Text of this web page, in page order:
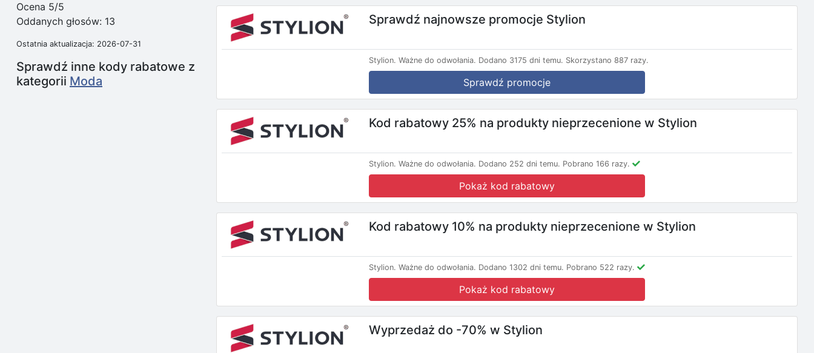
Ocena 5/5
Oddanych głosów: 13
Ostatnia aktualizacja: 2026-07-31
Sprawdź inne kody rabatowe z
kategorii Moda
Sprawdź najnowsze promocje Stylion
Stylion. Ważne do odwołania. Dodano 3175 dni temu. Skorzystano 887 razy.
Sprawdź promocje
Kod rabatowy 25% na produkty nieprzecenione w Stylion
Stylion. Ważne do odwołania. Dodano 252 dni temu. Pobrano 166 razy.
Pokaż kod rabatowy
Kod rabatowy 10% na produkty nieprzecenione w Stylion
Stylion. Ważne do odwołania. Dodano 1302 dni temu. Pobrano 522 razy.
Pokaż kod rabatowy
Wyprzedaż do -70% w Stylion